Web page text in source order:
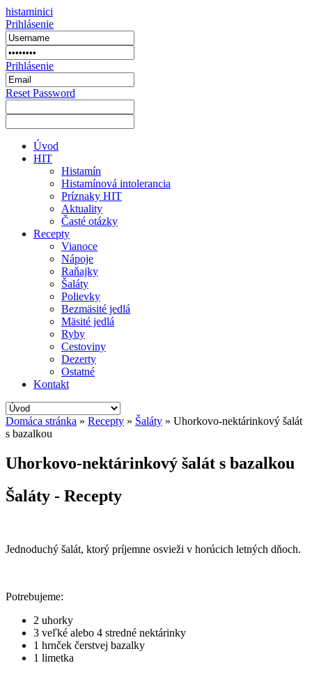
histaminici
Prihlásenie
Prihlásenie
Reset Password
Úvod
HIT
Histamín
Histamínová intolerancia
Príznaky HIT
Aktuality
Časté otázky
Recepty
Vianoce
Nápoje
Raňajky
Šaláty
Polievky
Bezmäsité jedlá
Mäsité jedlá
Ryby
Cestoviny
Dezerty
Ostatné
Kontakt
Domáca stránka » Recepty » Šaláty » Uhorkovo-nektárinkový šalát
s bazalkou
Uhorkovo-nektárinkový šalát s bazalkou
Šaláty - Recepty
Jednoduchý šalát, ktorý príjemne osvieži v horúcich letných dňoch.
Potrebujeme:
2 uhorky
3 veľké alebo 4 stredné nektárinky
1 hrnček čerstvej bazalky
1 limetka